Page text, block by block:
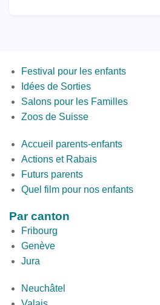
Menus
Festival pour les enfants
Idées de Sorties
Salons pour les Familles
Zoos de Suisse
Second
Bottom
Accueil parents-enfants
Actions et Rabais
Futurs parents
Quel film pour nos enfants
Par canton
Fribourg
Genève
Jura
par
canton
Neuchâtel